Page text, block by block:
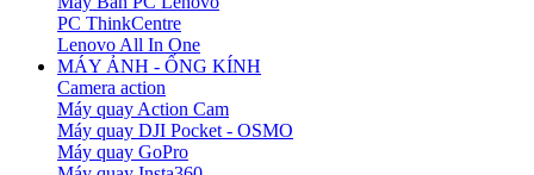
PC ThinkCentre
Lenovo All In One
MÁY ẢNH - ỐNG KÍNH
Camera action
Máy quay Action Cam
Máy quay DJI Pocket - OSMO
Máy quay GoPro